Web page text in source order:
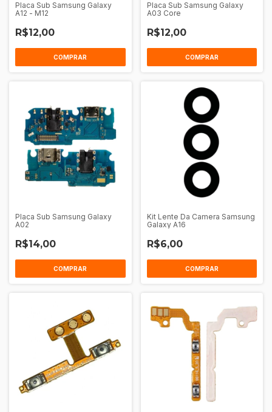
Placa Sub Samsung Galaxy
A12 - M12
R$12,00
Placa Sub Samsung Galaxy
A03 Core
R$12,00
Placa Sub Samsung Galaxy
A02
R$14,00
Kit Lente Da Camera Samsung
Galaxy A16
R$6,00